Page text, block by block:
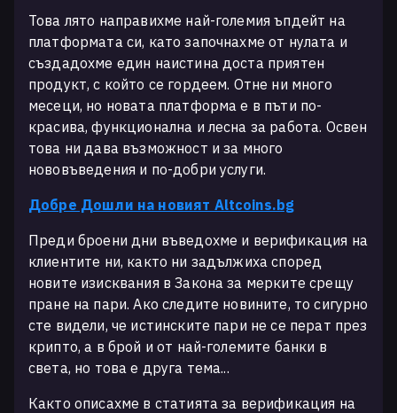
Това лято направихме най-големия ъпдейт на
платформата си, като започнахме от нулата и
създадохме един наистина доста приятен
продукт, с който се гордеем. Отне ни много
месеци, но новата платформа е в пъти по-
красива, функционална и лесна за работа. Освен
това ни дава възможност и за много
нововъведения и по-добри услуги.
Добре Дошли на новият Altcoins.bg
Преди броени дни въведохме и верификация на
клиентите ни, както ни задължиха според
новите изисквания в Закона за мерките срещу
пране на пари. Ако следите новините, то сигурно
сте видели, че истинските пари не се перат през
крипто, а в брой и от най-големите банки в
света, но това е друга тема...
Както описахме в статията за верификация на